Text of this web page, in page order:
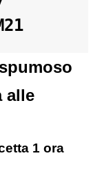
alle
1 ora